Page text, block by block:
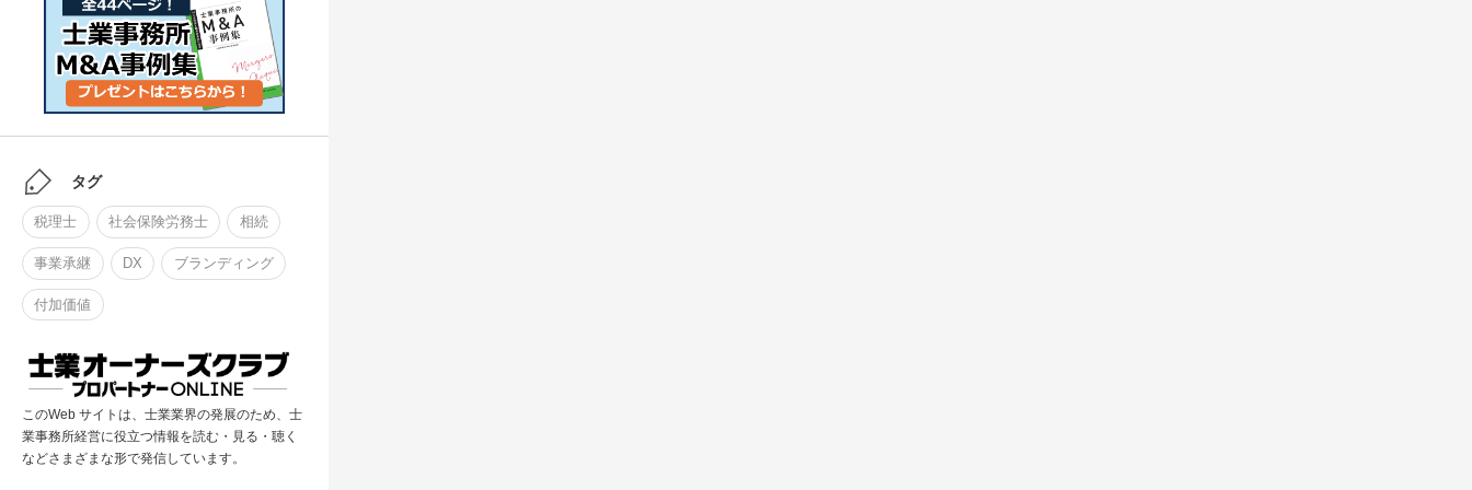
タグ
税理士 社会保険労務士 相続
事業承継 DX ブランディング
付加価値
このWeb サイトは、士業業界の発展のため、士
業事務所経営に役立つ情報を読む・見る・聴く
などさまざまな形で発信しています。